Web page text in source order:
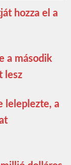
hozza el a
a második
lesz
leleplezte, a